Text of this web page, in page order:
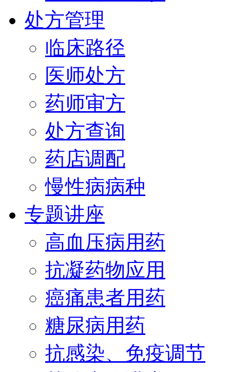
处方管理
临床路径
医师处方
药师审方
处方查询
药店调配
慢性病病种
专题讲座
高血压病用药
抗凝药物应用
癌痛患者用药
糖尿病用药
抗感染、免疫调节